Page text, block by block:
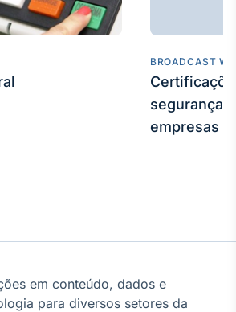
Crédito
Em breve
BROADCAST
segurança
empresas
em conteúdo, dados e
para diversos setores da